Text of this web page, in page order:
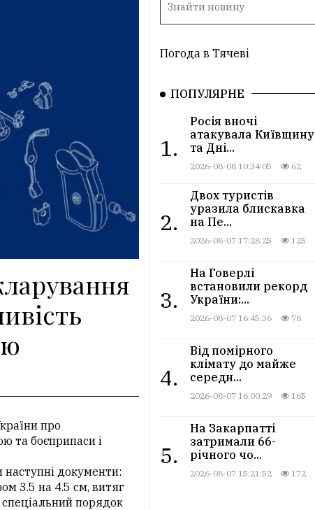
про
та боєприпаси і
наступні документи:
3.5 на 4.5 см, витяг
порядок
Погода в Тячеві
ПОПУЛЯРНЕ
1.
Росія вночі
атакувала Київщину
та Дні...
2026-08-08 10:34:05 62
2.
Двох туристів
уразила блискавка
на Пе...
2026-08-07 17:28:25 125
3.
На Говерлі
встановили рекорд
України:...
2026-08-07 16:45:36 78
4.
Від помірного
клімату до майже
середн...
2026-08-07 16:00:29 165
5.
На Закарпатті
затримали 66-
річного чо...
2026-08-07 15:21:52 172